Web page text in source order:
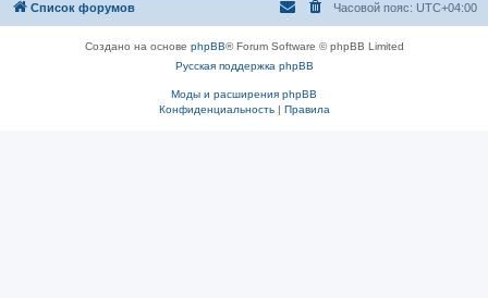
Список форумов Часовой пояс: UTC+04:00
Создано на основе phpBB® Forum Software © phpBB Limited
Русская поддержка phpBB
Моды и расширения phpBB
Конфиденциальность| Правила